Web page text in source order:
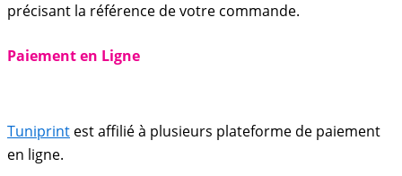
précisant la référence de votre commande.
Paiement en Ligne
Tuniprint est affilié à plusieurs plateforme de paiement
en ligne.